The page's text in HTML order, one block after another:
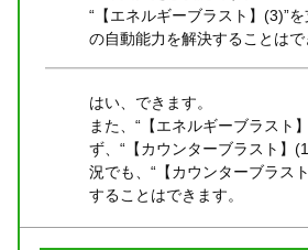
“【エネルギーブラスト】(3)”
の自動能力を解決することはで
はい、できます。
また、“【エネルギーブラスト
ず、“【カウンターブラスト】
況でも、“【カウンターブラス
することはできます。